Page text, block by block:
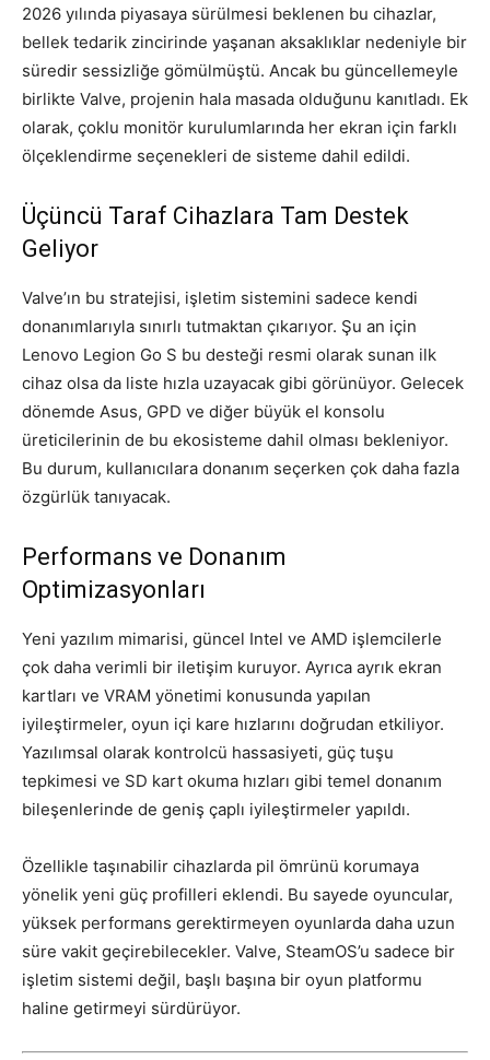
2026 yılında piyasaya sürülmesi beklenen bu cihazlar,
bellek tedarik zincirinde yaşanan aksaklıklar nedeniyle bir
süredir sessizliğe gömülmüştü. Ancak bu güncellemeyle
birlikte Valve, projenin hala masada olduğunu kanıtladı. Ek
olarak, çoklu monitör kurulumlarında her ekran için farklı
ölçeklendirme seçenekleri de sisteme dahil edildi.
Üçüncü Taraf Cihazlara Tam Destek
Geliyor
Valve’ın bu stratejisi, işletim sistemini sadece kendi
donanımlarıyla sınırlı tutmaktan çıkarıyor. Şu an için
Lenovo Legion Go S bu desteği resmi olarak sunan ilk
cihaz olsa da liste hızla uzayacak gibi görünüyor. Gelecek
dönemde Asus, GPD ve diğer büyük el konsolu
üreticilerinin de bu ekosisteme dahil olması bekleniyor.
Bu durum, kullanıcılara donanım seçerken çok daha fazla
özgürlük tanıyacak.
Performans ve Donanım
Optimizasyonları
Yeni yazılım mimarisi, güncel Intel ve AMD işlemcilerle
çok daha verimli bir iletişim kuruyor. Ayrıca ayrık ekran
kartları ve VRAM yönetimi konusunda yapılan
iyileştirmeler, oyun içi kare hızlarını doğrudan etkiliyor.
Yazılımsal olarak kontrolcü hassasiyeti, güç tuşu
tepkimesi ve SD kart okuma hızları gibi temel donanım
bileşenlerinde de geniş çaplı iyileştirmeler yapıldı.
Özellikle taşınabilir cihazlarda pil ömrünü korumaya
yönelik yeni güç profilleri eklendi. Bu sayede oyuncular,
yüksek performans gerektirmeyen oyunlarda daha uzun
süre vakit geçirebilecekler. Valve, SteamOS’u sadece bir
işletim sistemi değil, başlı başına bir oyun platformu
haline getirmeyi sürdürüyor.